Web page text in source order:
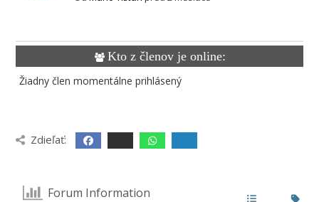
Kto z členov je online:
Žiadny člen momentálne prihlásený
Zdieľať:
Forum Information